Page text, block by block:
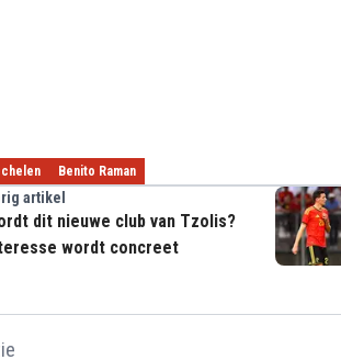
Benito Raman
artikel
dit nieuwe club van Tzolis?
wordt concreet